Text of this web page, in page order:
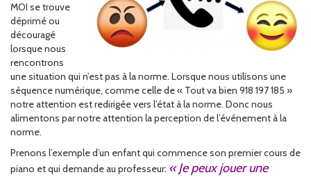
MOI se trouve
déprimé ou
découragé
lorsque nous
rencontrons
une situation qui n’est pas à la norme. Lorsque nous utilisons une
séquence numérique, comme celle de « Tout va bien 918 197 185 »
notre attention est redirigée vers l’état à la norme. Donc nous
alimentons par notre attention la perception de l’événement à la
norme.
Prenons l’exemple d’un enfant qui commence son premier cours de
piano et qui demande au professeur: « Je peux jouer une